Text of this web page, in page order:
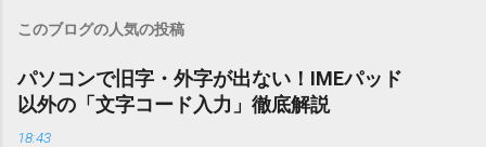
このブログの人気の投稿
パソコンで旧字・外字が出ない！IMEパッド
以外の「文字コード入力」徹底解説
18:43